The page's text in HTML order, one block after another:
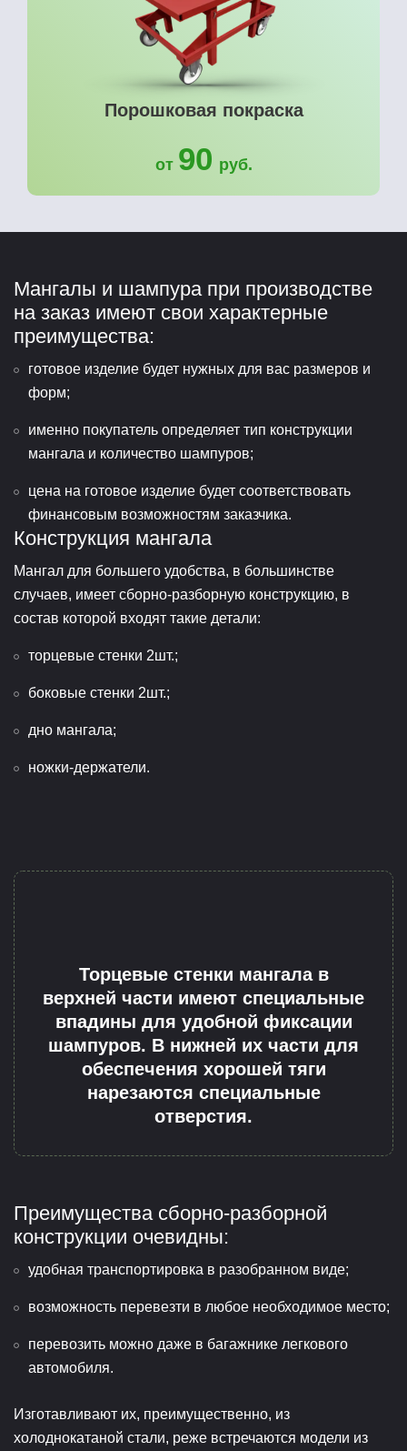
Порошковая покраска
от 90 руб.
Мангалы и шампура при производстве
на заказ имеют свои характерные
преимущества:
готовое изделие будет нужных для вас размеров и
форм;
именно покупатель определяет тип конструкции
мангала и количество шампуров;
цена на готовое изделие будет соответствовать
финансовым возможностям заказчика.
Конструкция мангала
Мангал для большего удобства, в большинстве
случаев, имеет сборно-разборную конструкцию, в
состав которой входят такие детали:
торцевые стенки 2шт.;
боковые стенки 2шт.;
дно мангала;
ножки-держатели.
Торцевые стенки мангала в
верхней части имеют специальные
впадины для удобной фиксации
шампуров. В нижней их части для
обеспечения хорошей тяги
нарезаются специальные
отверстия.
Преимущества сборно-разборной
конструкции очевидны:
удобная транспортировка в разобранном виде;
возможность перевезти в любое необходимое место;
перевозить можно даже в багажнике легкового
автомобиля.
Изготавливают их, преимущественно, из
холоднокатаной стали, реже встречаются модели из